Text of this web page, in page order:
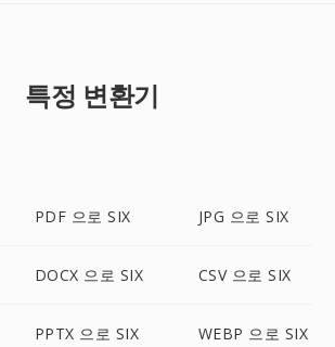
특정 변환기
PDF 으로 SIX JPG 으로 SIX
DOCX 으로 SIX CSV 으로 SIX
PPTX 으로 SIX WEBP 으로 SIX